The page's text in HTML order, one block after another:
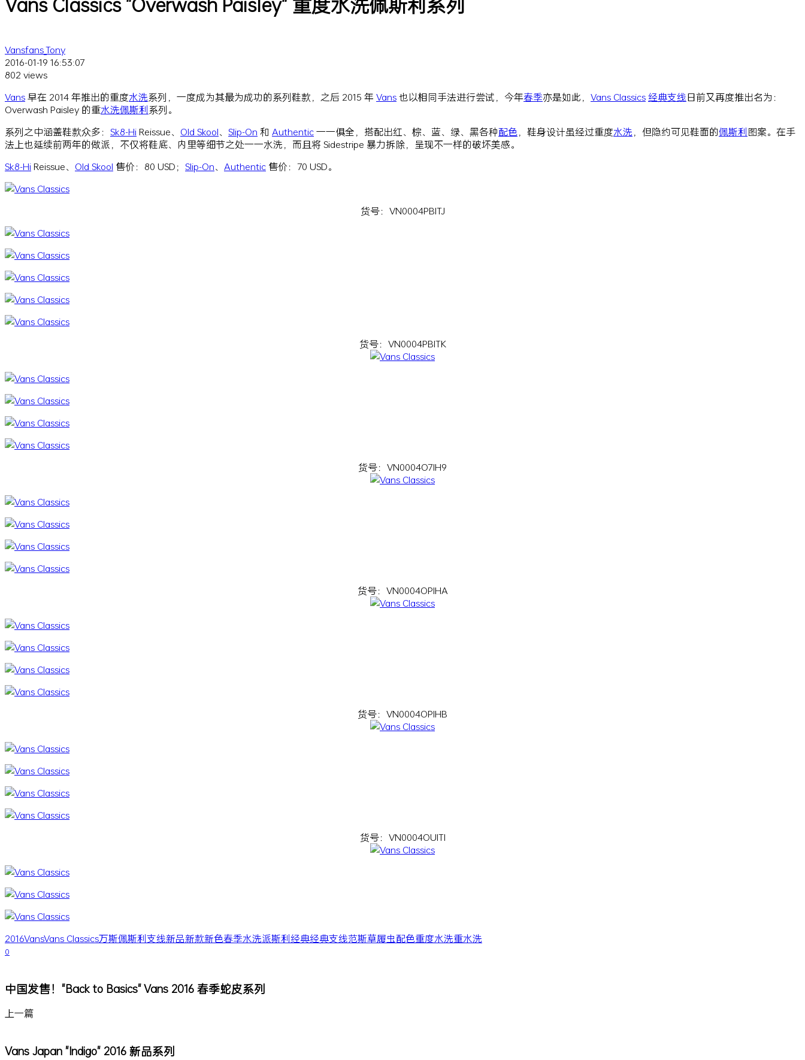
Vansfans_Tony
2016-01-19 16:53:07
802 views
Vans早在 2014 年推出的重度水洗系列，一度成为其最为成功的系列鞋款，之后 2015 年 Vans也以相同手法进行尝试，今年春季亦是如此， Vans Classics经典支线日前又再度推出名为：
Overwash Paisley 的重水洗佩斯利系列。
系列之中涵盖鞋款众多： Sk8-HiReissue、 Old Skool、 Slip-On 和 Authentic一一俱全，搭配出红、棕、蓝、绿、黑各种配色 ，鞋身设计虽经过重度水洗 ，但隐约可见鞋面的佩斯利图案。在手
法上也延续前两年的做派，不仅将鞋底、内里等细节之处一一水洗，而且将 Sidestripe 暴力拆除，呈现不一样的破坏美感。
Sk8-HiReissue、 Old Skool 售价：80 USD； Slip-On、 Authentic 售价：70 USD。
货号：VN0004PBITJ
货号：VN0004PBITK
货号：VN0004O7IH9
货号：VN0004OPIHA
货号：VN0004OPIHB
货号：VN0004OUITI
2016VansVans Classics万斯佩斯利支线新品新款新色春季水洗派斯利经典经典支线范斯草履虫配色重度水洗重水洗
0
中国发售！"Back to Basics" Vans 2016 春季蛇皮系列
上一篇
Vans Japan "Indigo" 2016 新品系列